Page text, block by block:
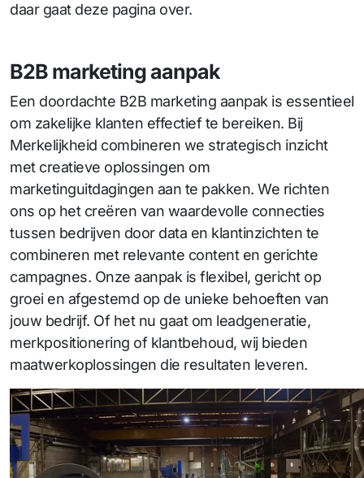
daar gaat deze pagina over.
B2B marketing aanpak
Een doordachte B2B marketing aanpak is essentieel
om zakelijke klanten effectief te bereiken. Bij
Merkelijkheid combineren we strategisch inzicht
met creatieve oplossingen om
marketinguitdagingen aan te pakken. We richten
ons op het creëren van waardevolle connecties
tussen bedrijven door data en klantinzichten te
combineren met relevante content en gerichte
campagnes. Onze aanpak is flexibel, gericht op
groei en afgestemd op de unieke behoeften van
jouw bedrijf. Of het nu gaat om leadgeneratie,
merkpositionering of klantbehoud, wij bieden
maatwerkoplossingen die resultaten leveren.